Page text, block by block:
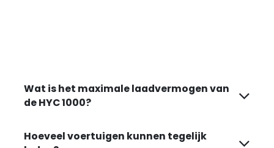
Wat is het maximale laadvermogen van
de HYC 1000?
Hoeveel voertuigen kunnen tegelijk